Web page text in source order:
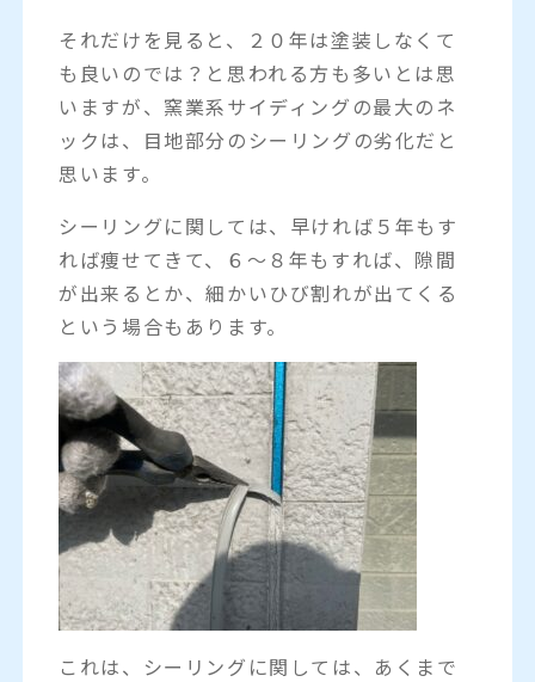
それだけを見ると、２０年は塗装しなくて
も良いのでは？と思われる方も多いとは思
いますが、窯業系サイディングの最大のネ
ックは、目地部分のシーリングの劣化だと
思います。
シーリングに関しては、早ければ５年もす
れば痩せてきて、６～８年もすれば、隙間
が出来るとか、細かいひび割れが出てくる
という場合もあります。
これは、シーリングに関しては、あくまで